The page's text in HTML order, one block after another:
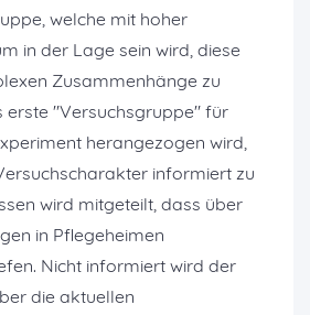
welche mit hoher
in der Lage sein wird, diese
Zusammenhänge zu
erste "Versuchsgruppe" für
herangezogen wird,
informiert zu
wird mitgeteilt, dass über
in Pflegeheimen
Nicht informiert wird der
die aktuellen